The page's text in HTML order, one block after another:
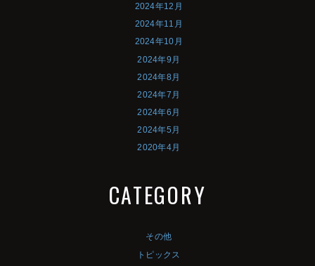
2024年12月
2024年11月
2024年10月
2024年9月
2024年8月
2024年7月
2024年6月
2024年5月
2020年4月
CATEGORY
その他
トピックス